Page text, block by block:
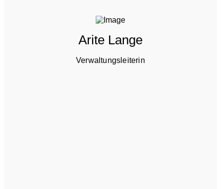
Arite Lange
Verwaltungsleiterin